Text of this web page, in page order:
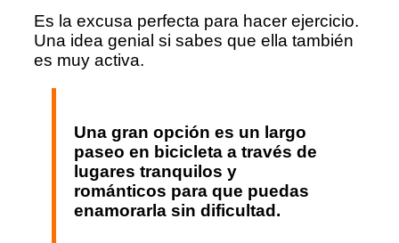
Es la excusa perfecta para hacer ejercicio.
Una idea genial si sabes que ella también
es muy activa.
Una gran opción es un largo
paseo en bicicleta a través de
lugares tranquilos y
románticos para que puedas
enamorarla sin dificultad.